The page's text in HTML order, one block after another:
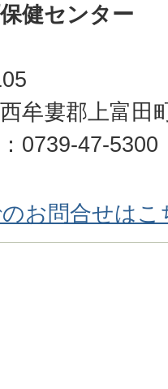
健センター
牟婁郡上富田
0739-47-
お問合せはこ